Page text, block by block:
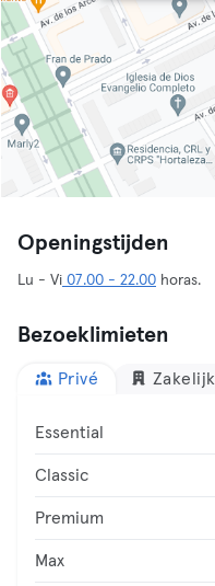
Openingstijden
Lu - Vi 07.00 - 22.00 horas.
Bezoeklimieten
Privé Zakelijk
Essential
Classic
Premium
Max